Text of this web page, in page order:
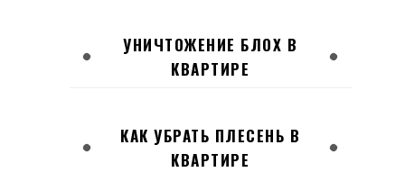
УНИЧТОЖЕНИЕ БЛОХ В
КВАРТИРЕ
КАК УБРАТЬ ПЛЕСЕНЬ В
КВАРТИРЕ